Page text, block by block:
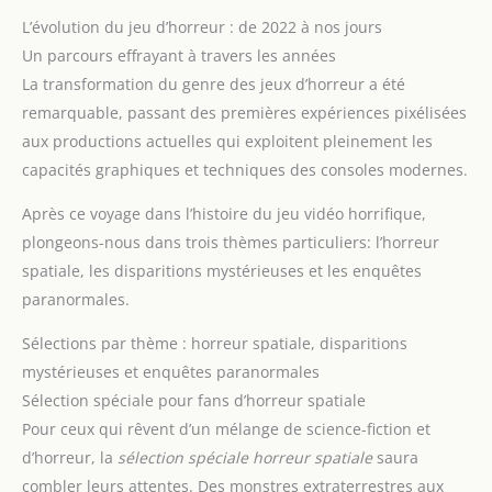
jeux modernes.
MATÉRIEL DE JEU : Le jeu comporte 54
cartes numérotées de 1 à 9, en 6 couleurs. Les cartes sont
inspirées des vikings : une soigneuse, une espionne, un
scalde (poète), un seidmadr (mage), une völva (prêtresse),
(capitaine de navire) et un jarl (noble).
A EMPORTER
PARTOUT : Son format « pocket » en fait un jeu idéal pour les
sorties et voyages !
L’évolution du jeu d’horreur : de 2022 à nos jours
Un parcours effrayant à travers les années
La transformation du genre des jeux d’horreur a été
remarquable, passant des premières expériences pixélisées
aux productions actuelles qui exploitent pleinement les
capacités graphiques et techniques des consoles modernes.
Après ce voyage dans l’histoire du jeu vidéo horrifique,
plongeons-nous dans trois thèmes particuliers: l’horreur
spatiale, les disparitions mystérieuses et les enquêtes
paranormales.
Sélections par thème : horreur spatiale, disparitions
mystérieuses et enquêtes paranormales
Sélection spéciale pour fans d’horreur spatiale
Pour ceux qui rêvent d’un mélange de science-fiction et
d’horreur, la sélection spéciale horreur spatialesaura
combler leurs attentes. Des monstres extraterrestres aux